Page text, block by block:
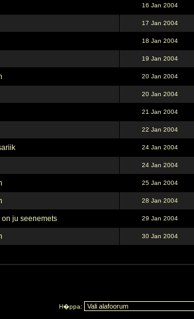
16 Jan 2004
17 Jan 2004
18 Jan 2004
19 Jan 2004
20 Jan 2004
20 Jan 2004
21 Jan 2004
22 Jan 2004
24 Jan 2004
24 Jan 2004
25 Jan 2004
28 Jan 2004
ju seenemets 29 Jan 2004
30 Jan 2004
H�ppa: